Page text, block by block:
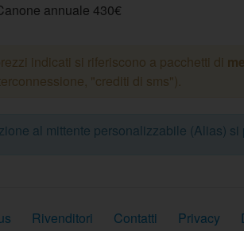
annuale 430€
indicati si riferiscono a pacchetti di
"crediti di sms").
al mittente personalizzabile (Alias)
Rivenditori Contatti Privacy